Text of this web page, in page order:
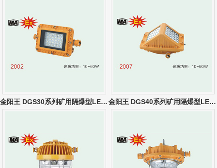
金阳王 DGS30系列矿用隔爆型LED巷道灯 金阳王 DGS40系列矿用隔爆型LED巷道灯